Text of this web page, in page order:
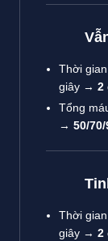
Thời
giây → 2
Tổng
→ 50/70/
Thời
giây → 2